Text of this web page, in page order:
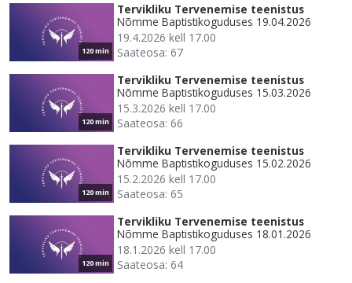
120 min
Tervikliku Tervenemise teenistus
Nõmme Baptistikoguduses 19.04.2026
19.4.2026 kell 17.00
Saateosa: 67
120 min
Tervikliku Tervenemise teenistus
Nõmme Baptistikoguduses 15.03.2026
15.3.2026 kell 17.00
Saateosa: 66
120 min
Tervikliku Tervenemise teenistus
Nõmme Baptistikoguduses 15.02.2026
15.2.2026 kell 17.00
Saateosa: 65
120 min
Tervikliku Tervenemise teenistus
Nõmme Baptistikoguduses 18.01.2026
18.1.2026 kell 17.00
Saateosa: 64